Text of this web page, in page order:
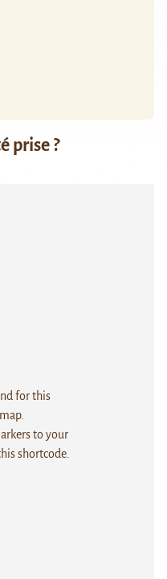
prise ?
for this
to your
shortcode.